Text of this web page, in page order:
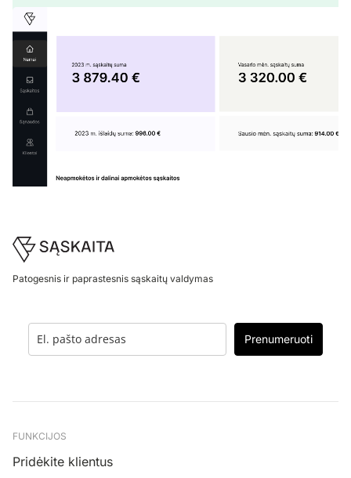
Footer
Patogesnis ir paprastesnis sąskaitų valdymas
Prenumeruoti
FUNKCIJOS
Pridėkite klientus